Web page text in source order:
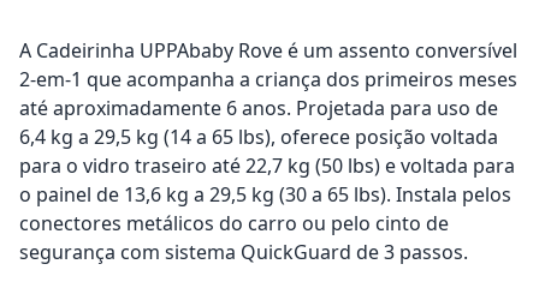
A Cadeirinha UPPAbaby Rove é um assento conversível
2-em-1 que acompanha a criança dos primeiros meses
até aproximadamente 6 anos. Projetada para uso de
6,4 kg a 29,5 kg (14 a 65 lbs), oferece posição voltada
para o vidro traseiro até 22,7 kg (50 lbs) e voltada para
o painel de 13,6 kg a 29,5 kg (30 a 65 lbs). Instala pelos
conectores metálicos do carro ou pelo cinto de
segurança com sistema QuickGuard de 3 passos.